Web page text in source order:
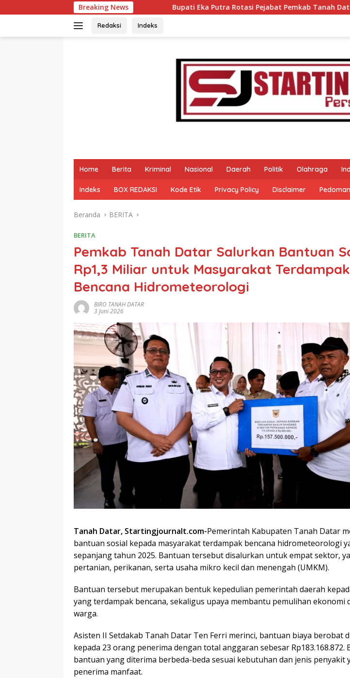
ke
Breaking News
Bupati Eka Putra Rotasi Pejabat Pemkab Tanah Datar, Tegaskan Kemudahan
Redaksi Indeks
Home Berita Kriminal Nasional Daerah Politik Olahraga
Indeks BOX REDAKSI Kode Etik Privacy Policy Disclaimer
Beranda BERITA
BERITA
Pemkab Tanah Datar Salurkan Bantuan
Rp1,3 Miliar untuk Masyarakat Terdampak
Bencana Hidrometeorologi
BIRO TANAH DATAR
3 Juni 2026
Tanah Datar, Startingjournalt.com-Pemerintah Kabupaten Tanah Datar
bantuan sosial kepada masyarakat terdampak bencana hidrometeorologi
sepanjang tahun 2025. Bantuan tersebut disalurkan untuk empat sektor,
pertanian, perikanan, serta usaha mikro kecil dan menengah (UMKM).
Bantuan tersebut merupakan bentuk kepedulian pemerintah daerah
yang terdampak bencana, sekaligus upaya membantu pemulihan ekonomi
warga.
Asisten II Setdakab Tanah Datar Ten Ferri merinci, bantuan biaya berobat
kepada 23 orang penerima dengan total anggaran sebesar Rp183.168.872.
bantuan yang diterima berbeda-beda sesuai kebutuhan dan jenis penyakit
penerima manfaat.